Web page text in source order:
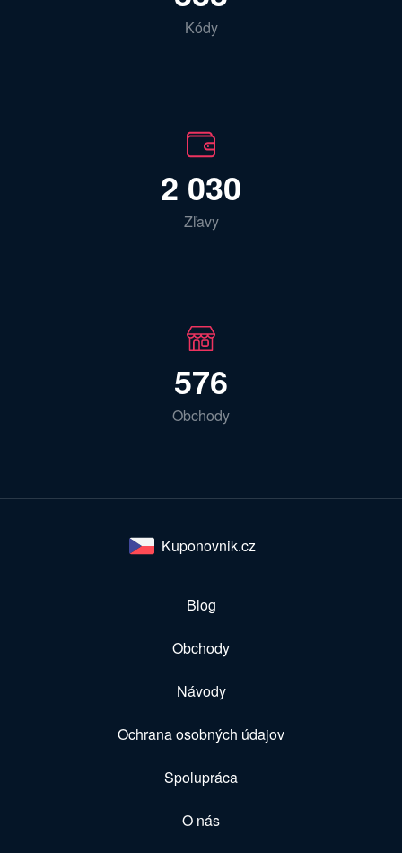
Kódy
2 030
Zľavy
576
Obchody
Kuponovnik.cz
Blog
Obchody
Návody
Ochrana osobných údajov
Spolupráca
O nás